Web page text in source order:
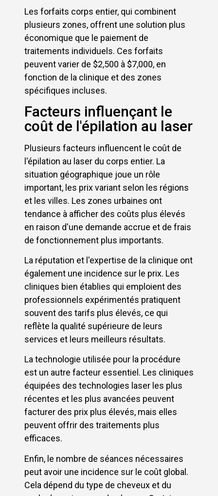
Les forfaits corps entier, qui combinent
plusieurs zones, offrent une solution plus
économique que le paiement de
traitements individuels. Ces forfaits
peuvent varier de $2,500 à $7,000, en
fonction de la clinique et des zones
spécifiques incluses.
Facteurs influençant le
coût de l'épilation au laser
Plusieurs facteurs influencent le coût de
l'épilation au laser du corps entier. La
situation géographique joue un rôle
important, les prix variant selon les régions
et les villes. Les zones urbaines ont
tendance à afficher des coûts plus élevés
en raison d'une demande accrue et de frais
de fonctionnement plus importants.
La réputation et l'expertise de la clinique ont
également une incidence sur le prix. Les
cliniques bien établies qui emploient des
professionnels expérimentés pratiquent
souvent des tarifs plus élevés, ce qui
reflète la qualité supérieure de leurs
services et leurs meilleurs résultats.
La technologie utilisée pour la procédure
est un autre facteur essentiel. Les cliniques
équipées des technologies laser les plus
récentes et les plus avancées peuvent
facturer des prix plus élevés, mais elles
peuvent offrir des traitements plus
efficaces.
Enfin, le nombre de séances nécessaires
peut avoir une incidence sur le coût global.
Cela dépend du type de cheveux et du